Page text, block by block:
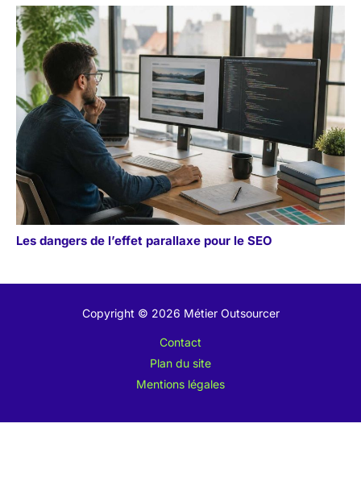
Les dangers de l’effet parallaxe pour le SEO
Copyright © 2026 Métier Outsourcer
Contact
Plan du site
Mentions légales